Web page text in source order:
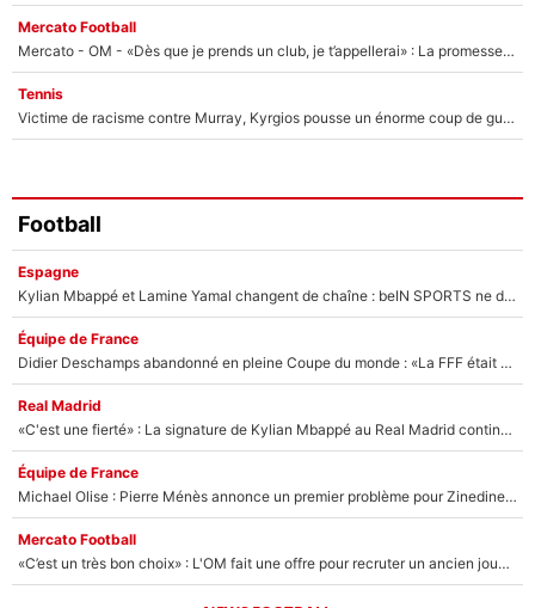
Mercato Football
Mercato - OM - «Dès que je prends un club, je t’appellerai» : La promesse de Marcelino au moment de claquer la porte
Tennis
Victime de racisme contre Murray, Kyrgios pousse un énorme coup de gueule !
Football
Espagne
Kylian Mbappé et Lamine Yamal changent de chaîne : beIN SPORTS ne digère pas cette décision historique et prédit un fiasco pour la Liga
Équipe de France
Didier Deschamps abandonné en pleine Coupe du monde : «La FFF était déjà passée à Zinedine Zidane»
Real Madrid
«C'est une fierté» : La signature de Kylian Mbappé au Real Madrid continue de régaler l'Espagne
Équipe de France
Michael Olise : Pierre Ménès annonce un premier problème pour Zinedine Zidane en équipe de France
Mercato Football
«C’est un très bon choix» : L'OM fait une offre pour recruter un ancien joueur du PSG... et c'est validé dans l'After Foot !